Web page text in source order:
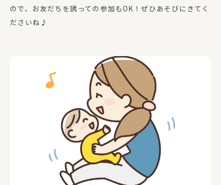
ので、お友だちを誘っての参加もOK！ぜひあそびにきてく
ださいね♪